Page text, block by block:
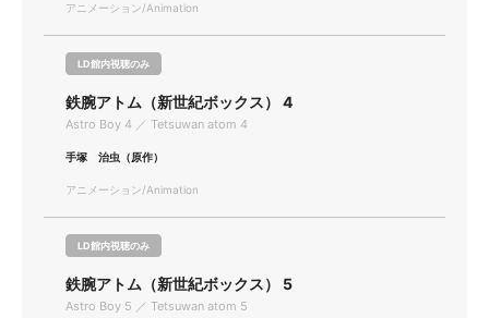
アニメーション/Animation
LD館内視聴のみ
鉄腕アトム（新世紀ボックス） 4
Astro Boy 4 ／ Tetsuwan atom 4
手塚 治虫（原作）
アニメーション/Animation
LD館内視聴のみ
鉄腕アトム（新世紀ボックス） 5
Astro Boy 5 ／ Tetsuwan atom 5